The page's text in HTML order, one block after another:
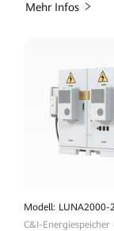
Mehr Infos
Modell: LUNA2000-